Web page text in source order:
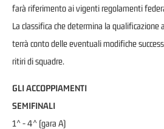
farà riferimento ai vigenti regolamenti
La classifica che determina la qualificazione
terrà conto delle eventuali modifiche
ritiri di squadre.
GLI ACCOPPIAMENTI
SEMIFINALI
1^ - 4^ (gara A)